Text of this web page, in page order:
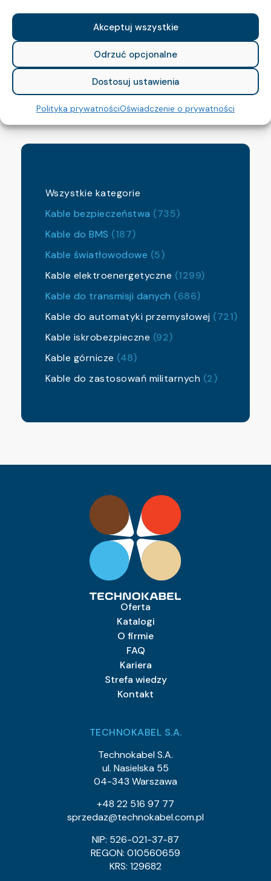
Akceptuj wszystkie
Odrzuć opcjonalne
Dostosuj ustawienia
Polityka prywatnościOświadczenie o prywatności
Wszystkie kategorie
Kable bezpieczeństwa (735)
Kable do BMS (187)
Kable światłowodowe (5)
Kable elektroenergetyczne (1299)
Kable do transmisji danych (686)
Kable do automatyki przemysłowej (721)
Kable iskrobezpieczne (92)
Kable górnicze (48)
Kable do zastosowań militarnych (2)
BezH:tak
Oferta
Katalogi
O firmie
FAQ
Kariera
Strefa wiedzy
Kontakt
TECHNOKABEL S.A.
Technokabel S.A.
ul. Nasielska 55
04-343 Warszawa
+48 22 516 97 77
sprzedaz@technokabel.com.pl
NIP: 526-021-37-87
REGON: 010560659
KRS: 129682